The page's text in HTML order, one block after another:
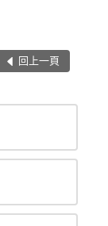
回上一頁